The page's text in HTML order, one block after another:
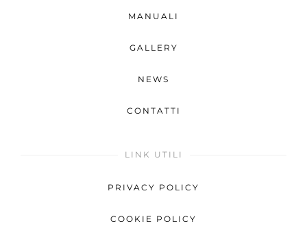
MANUALI
GALLERY
NEWS
CONTATTI
LINK UTILI
PRIVACY POLICY
COOKIE POLICY